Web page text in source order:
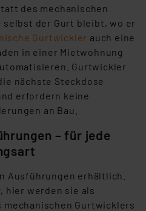
des mechanischen
der Gurt bleibt, wo er
Gurtwickler auch eine
in einer Mietwohnung
Gurtwickler
nächste Steckdose
erfordern keine
an Bau.
– für jede
Ausführungen erhältlich.
hier werden sie als
Gurtwicklers